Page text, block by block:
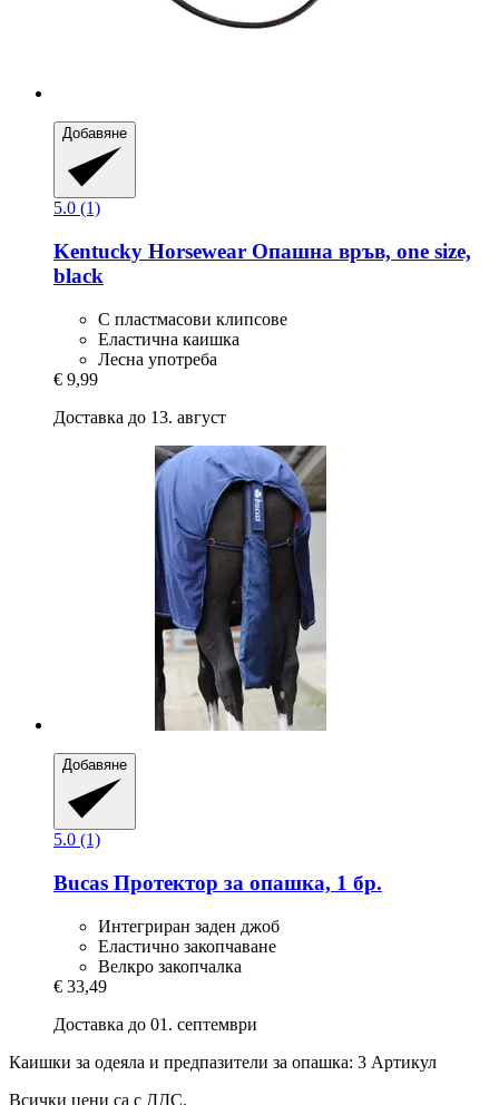
Добавяне
5.0 (1)
Kentucky Horsewear Опашна връв, one size,
black
С пластмасови клипсове
Еластична каишка
Лесна употреба
€ 9,99
Доставка до 13. август
Добавяне
5.0 (1)
Bucas Протектор за опашка, 1 бр.
Интегриран заден джоб
Еластично закопчаване
Велкро закопчалка
€ 33,49
Доставка до 01. септември
Каишки за одеяла и предпазители за опашка: 3 Артикул
Всички цени са с ДДС.